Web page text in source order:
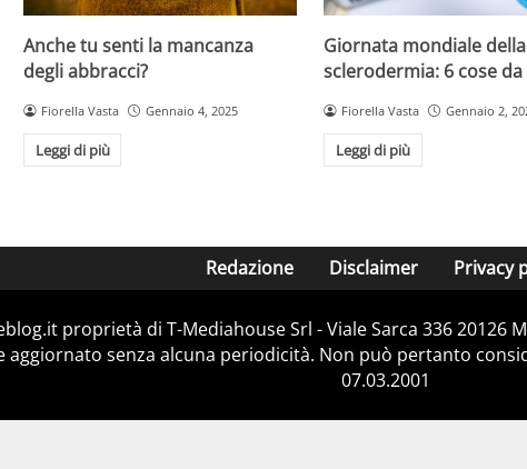
Anche tu senti la mancanza
degli abbracci?
Fiorella Vasta Gennaio 4, 2025
Leggi di più
Giornata mondiale della
sclerodermia: 6 cose
Fiorella Vasta Gennaio 2,
Leggi di più
Redazione Disclaimer Privacy
proprietà di T-Mediahouse Srl - Viale Sarca 336 20126
aggiornato senza alcuna periodicità. Non può pertanto
07.03.2001